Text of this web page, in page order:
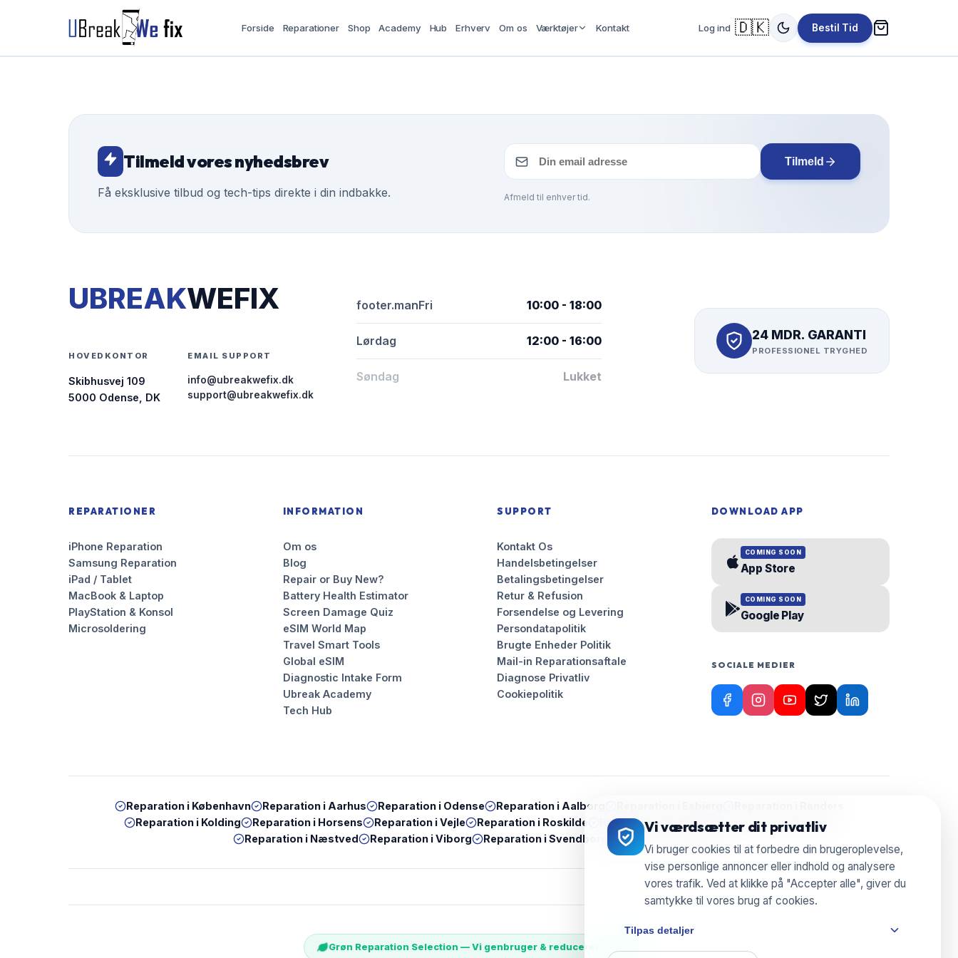
Forside Reparationer Shop Academy Hub Erhverv Om os Værktøjer Kontakt Log ind 🇩🇰 Bestil Tid
Vi værdsætter dit privatliv
Vi bruger cookies til at forbedre din brugeroplevelse,
vise personlige annoncer eller indhold og analysere
vores trafik. Ved at klikke på "Accepter alle", giver du
samtykke til vores brug af cookies.
Tilpas detaljer
Tilmeld vores nyhedsbrev
Få eksklusive tilbud og tech-tips direkte i din indbakke.
Tilmeld
Afmeld til enhver tid.
UBREAKWEFIX
HOVEDKONTOR
Skibhusvej 109
5000 Odense, DK
EMAIL SUPPORT
info@ubreakwefix.dk
support@ubreakwefix.dk
footer.manFri 10:00 - 18:00
Lørdag 12:00 - 16:00
Søndag Lukket
24 MDR. GARANTI
PROFESSIONEL TRYGHED
REPARATIONER
iPhone Reparation
Samsung Reparation
iPad / Tablet
MacBook & Laptop
PlayStation & Konsol
Microsoldering
INFORMATION
Om os
Blog
Repair or Buy New?
Battery Health Estimator
Screen Damage Quiz
eSIM World Map
Travel Smart Tools
Global eSIM
Diagnostic Intake Form
Ubreak Academy
Tech Hub
SUPPORT
Kontakt Os
Handelsbetingelser
Betalingsbetingelser
Retur & Refusion
Forsendelse og Levering
Persondatapolitik
Brugte Enheder Politik
Mail-in Reparationsaftale
Diagnose Privatliv
Cookiepolitik
DOWNLOAD APP
COMING SOON
App Store
COMING SOON
Google Play
SOCIALE MEDIER
Reparation i København Reparation i Aarhus Reparation i Odense Reparation i Aalborg
Reparation i Kolding Reparation i Horsens Reparation iVejle Reparation i Roskilde Reparation i Herning Reparation iSilkeborg
Reparation i Næstved Reparation iViborg Reparation iSvendborg Reparation i
Grøn Reparation Selection — Vi genbruger & reducerer e-waste